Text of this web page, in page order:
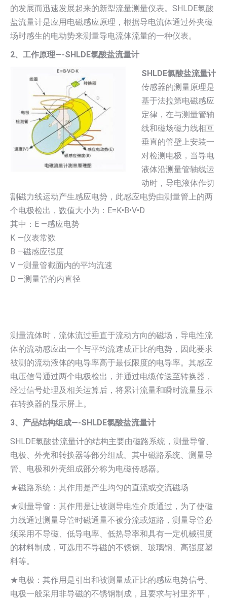
的发展而迅速发展起来的新型流量测量仪表。SHLDE氯酸
盐流量计是应用电磁感应原理，根据导电流体通过外夹磁
场时感生的电动势来测量导电流体流量的一种仪表。
2、工作原理—-SHLDE氯酸盐流量计
SHLDE氯酸盐流量计
传感器的测量原理是
基于法拉第电磁感应
定律，在与测量管轴
线和磁场磁力线相互
垂直的管壁上安装一
对检测电极，当导电
液体沿测量管轴线运
动时，导电液体作切
割磁力线运动产生感应电势，此感应电势由测量管上的两
个电极检出，数值大小为：E=K•B•V•D
其中：E —感应电势
K —仪表常数
B —磁感应强度
V —测量管截面内的平均流速
D —测量管的内直径
测量流体时，流体流过垂直于流动方向的磁场，导电性流
体的流动感应出一个与平均流速成正比的电势，因此要求
被测的流动液体的电导率高于最低限度的电导率。其感应
电压信号通过两个电极检出，并通过电缆传送至转换器，
经过信号处理及相关运算后，将累计流量和瞬时流量显示
在转换器的显示屏上。
3、产品结构组成—-SHLDE氯酸盐流量计
SHLDE氯酸盐流量计的结构主要由磁路系统，测量导管、
电极、外壳和转换器等部分组成。其中磁路系统、测量导
管、电极和外壳组成部分称为电磁传感器。
★磁路系统：其作用是产生均匀的直流或交流磁场
★测量导管：其作用是让被测导电性介质通过，为了使磁
力线通过测量导管时磁通量不被分流或短路，测量导管必
须采用不导磁、低导电率、低热导率和具有一定机械强度
的材料制成，可选用不导磁的不锈钢、玻璃钢、高强度塑
料等。
★电极：其作用是引出和被测量成正比的感应电势信号。
电极一般采用非导磁的不锈钢制成，且要求与衬里齐平，